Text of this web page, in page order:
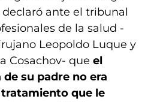
ante el tribunal
de la salud -
Leopoldo Luque y
Cosachov- que el
su padre no era
que le